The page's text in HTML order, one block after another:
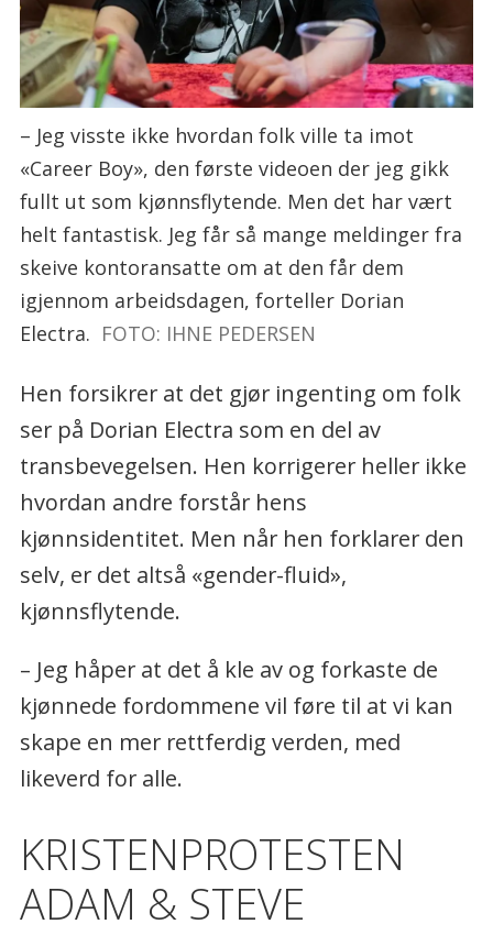
– Jeg visste ikke hvordan folk ville ta imot
«Career Boy», den første videoen der jeg gikk
fullt ut som kjønnsflytende. Men det har vært
helt fantastisk. Jeg får så mange meldinger fra
skeive kontoransatte om at den får dem
igjennom arbeidsdagen, forteller Dorian
Electra. FOTO: IHNE PEDERSEN
Hen forsikrer at det gjør ingenting om folk
ser på Dorian Electra som en del av
transbevegelsen. Hen korrigerer heller ikke
hvordan andre forstår hens
kjønnsidentitet. Men når hen forklarer den
selv, er det altså «gender-fluid»,
kjønnsflytende.
– Jeg håper at det å kle av og forkaste de
kjønnede fordommene vil føre til at vi kan
skape en mer rettferdig verden, med
likeverd for alle.
KRISTENPROTESTEN
ADAM & STEVE